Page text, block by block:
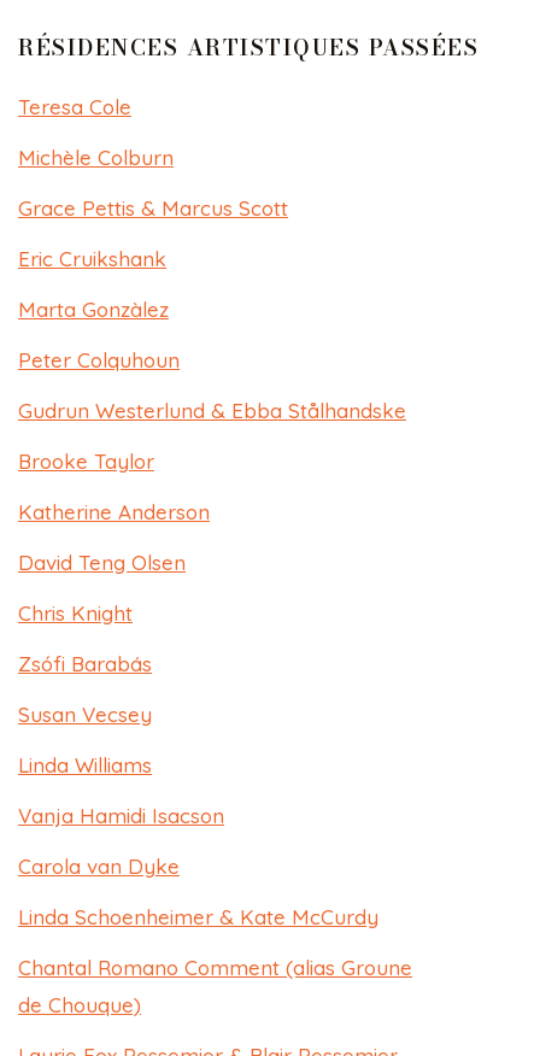
RÉSIDENCES ARTISTIQUES PASSÉES
Teresa Cole​​
Michèle Colburn​​
Grace Pettis & Marcus Scott​​
Eric Cruikshank
Marta Gonzàlez
Peter Colquhoun
Gudrun Westerlund & Ebba Stålhandske
Brooke Taylor
Katherine Anderson
David Teng Olsen
Chris Knight
Zsófi Barabás
Susan Vecsey​
Linda Williams
Vanja Hamidi Isacson​
Carola van Dyke
Linda Schoenheimer & Kate McCurdy
Chantal Romano Comment (alias Groune
de Chouque)​